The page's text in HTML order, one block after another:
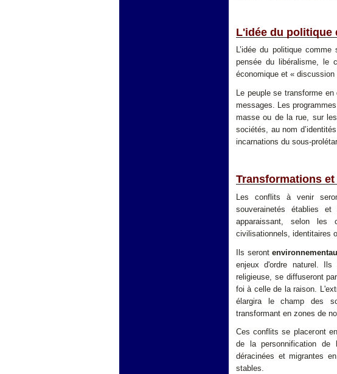
L'idée du politique
L’idée du politique
pensée du libéralisme, le
économique et «
Le peuple se transforme
messages. Les
masse ou de la rue, sur
sociétés, au nom
incarnations du sous-
Transformations
Les conflits à venir
souverainetés établies
apparaissant, selon les
civilisationnels, identitaires
Ils seront
enjeux d'ordre naturel. Ils
religieuse, se diffuseront
foi à celle de la raison.
élargira le champ des
transformant en zones de
Ces conflits se placeront
de la personnification de
déracinées et migrantes
stables.